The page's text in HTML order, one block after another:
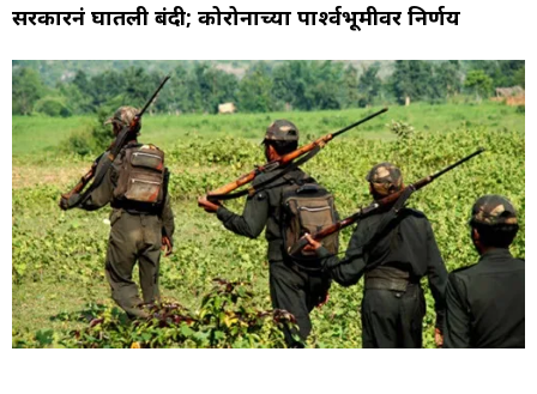
सरकारनं घातली बंदी; कोरोनाच्या पार्श्वभूमीवर निर्णय